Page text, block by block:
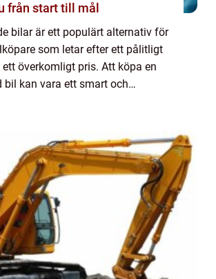
från start till mål
bilar är ett populärt alternativ för
som letar efter ett pålitligt
överkomligt pris. Att köpa en
bil kan vara ett smart och